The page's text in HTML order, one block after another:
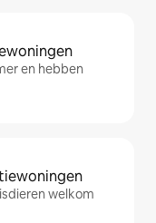
en hebben
welkom